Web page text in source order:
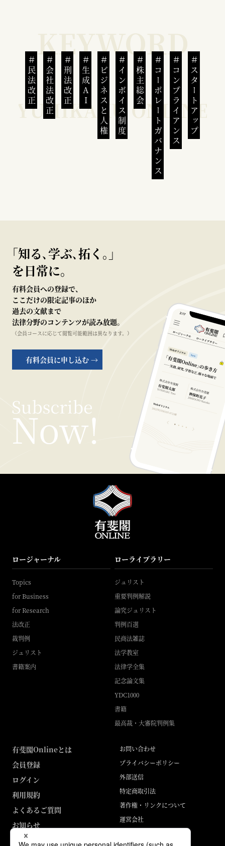
民法改正 会社法改正 刑法改正 生成AI ビジネスと人権インボイス制度 株主総会 コーポレートガバナンスコンプライアンススタートアップ
｢知る､学ぶ､拓く｡｣
を日常に。
有料会員への登録で、
ここだけの限定記事のほか
過去の文献まで
法律分野のコンテンツが読み放題。
（会員コースに応じて閲覧可能範囲は異なります。）
有料会員に申し込む →
ロージャーナル
Topics
for Business
for Research
法改正
裁判例
ジュリスト
書籍案内
ローライブラリー
ジュリスト
重要判例解説
論究ジュリスト
判例百選
民商法雑誌
法学教室
法律学全集
記念論文集
YDC1000
書籍
最高裁・大審院判例集
有斐閣Onlineとは
会員登録
ログイン
利用規約
よくあるご質問
お知らせ
お問い合わせ
プライバシーポリシー
外部送信
特定商取引法
著作権・リンクについて
運営会社